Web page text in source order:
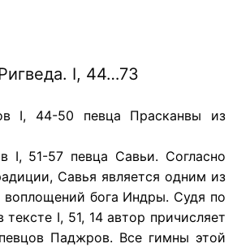
I, 44…73
I, 44-50 певца Прасканвы из
I, 51-57 певца Савьи. Согласно
Савья является одним из
воплощений бога Индры. Судя по
I, 51, 14 автор причисляет
Паджров. Все гимны этой